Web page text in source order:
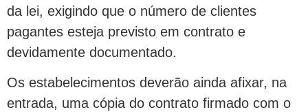
da lei, exigindo que o número de clientes
pagantes esteja previsto em contrato e
devidamente documentado.
Os estabelecimentos deverão ainda afixar, na
entrada, uma cópia do contrato firmado com o